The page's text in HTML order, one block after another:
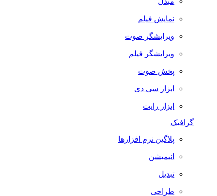
نمایش فیلم
ویرایشگر صوت
ویرایشگر فیلم
پخش صوت
ابزار سی دی
ابزار رایت
گرافیک
پلاگین نرم افزارها
انیمیشن
تبدیل
طراحی